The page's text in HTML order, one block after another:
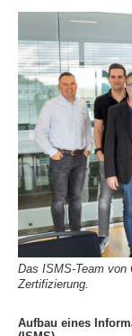
Das ISMS-Team von
Zertifizierung.
Aufbau eines